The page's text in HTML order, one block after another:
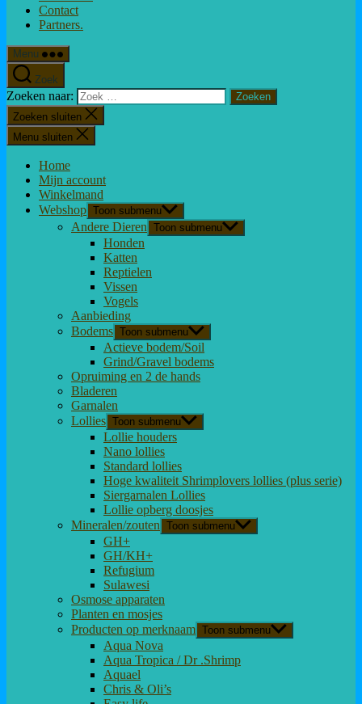
Contact
Partners.
Menu
Zoek
Zoeken naar:
Zoeken sluiten
Menu sluiten
Home
Mijn account
Winkelmand
Webshop Toon submenu
Andere Dieren Toon submenu
Honden
Katten
Reptielen
Vissen
Vogels
Aanbieding
Bodems Toon submenu
Actieve bodem/Soil
Grind/Gravel bodems
Opruiming en 2 de hands
Bladeren
Garnalen
Lollies Toon submenu
Lollie houders
Nano lollies
Standard lollies
Hoge kwaliteit Shrimplovers lollies (plus serie)
Siergarnalen Lollies
Lollie opberg doosjes
Mineralen/zouten Toon submenu
GH+
GH/KH+
Refugium
Sulawesi
Osmose apparaten
Planten en mosjes
Producten op merknaam Toon submenu
Aqua Nova
Aqua Tropica / Dr .Shrimp
Aquael
Chris & Oli’s